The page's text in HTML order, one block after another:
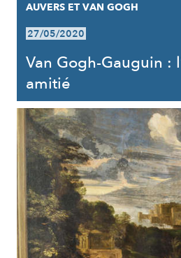
AUVERS ET VAN GOGH
27/05/2020
Van Gogh-Gauguin :
amitié